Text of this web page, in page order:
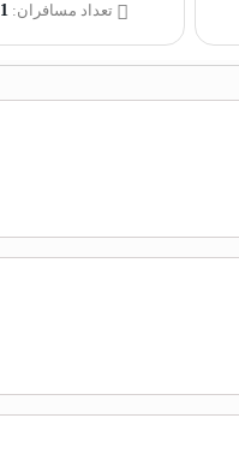
تعداد مسافران:1